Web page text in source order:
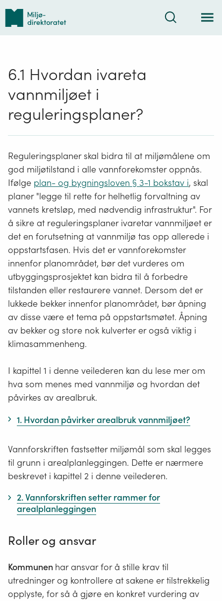
Tilbake
forsiden
Søk
6.1 Hvordan ivareta
vannmiljøet i
reguleringsplaner?
Reguleringsplaner skal bidra til at miljømålene om
god miljøtilstand i alle vannforekomster oppnås.
Ifølge plan- og bygningsloven § 3-1 bokstav i, skal
planer "legge til rette for helhetlig forvaltning av
vannets kretsløp, med nødvendig infrastruktur". For
å sikre at reguleringsplaner ivaretar vannmiljøet er
det en forutsetning at vannmiljø tas opp allerede i
oppstartsfasen. Hvis det er vannforekomster
innenfor planområdet, bør det vurderes om
utbyggingsprosjektet kan bidra til å forbedre
tilstanden eller restaurere vannet. Dersom det er
lukkede bekker innenfor planområdet, bør åpning
av disse være et tema på oppstartsmøtet. Åpning
av bekker og store nok kulverter er også viktig i
klimasammenheng.
I kapittel 1 i denne veilederen kan du lese mer om
hva som menes med vannmiljø og hvordan det
påvirkes av arealbruk.
1. Hvordan påvirker arealbruk vannmiljøet?
Vannforskriften fastsetter miljømål som skal legges
til grunn i arealplanleggingen. Dette er nærmere
beskrevet i kapittel 2 i denne veilederen.
2. Vannforskriften setter rammer for
arealplanleggingen
Roller og ansvar
Kommunen har ansvar for å stille krav til
utredninger og kontrollere at sakene er tilstrekkelig
opplyste, for så å gjøre en konkret vurdering av